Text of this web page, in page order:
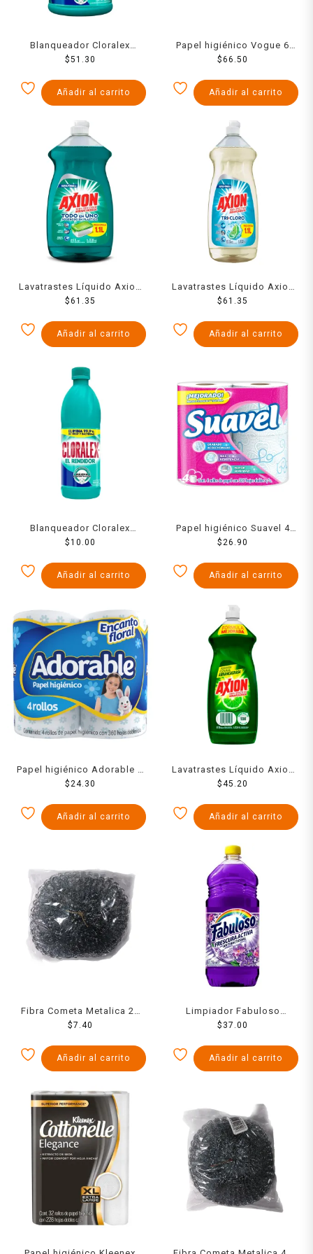
Blanqueador Cloralex
Familiar 3750 Ml
$51.30
Añadir al carrito
Papel higiénico Vogue 6
rollos de 600 hojas dobles
$66.50
Añadir al carrito
Lavatrastes Líquido Axion
Aroma Limón 100% Efectivo
$61.35
Añadir al carrito
Lavatrastes Líquido Axion
Tricloro con Triple Poder
$61.35
Añadir al carrito
Blanqueador Cloralex
Mediano 500 Ml
$10.00
Añadir al carrito
Papel higiénico Suavel 4
rollos de 325 hojas dobles
$26.90
Añadir al carrito
Papel higiénico Adorable 4
rollos de 360 hojas dobles
$24.30
Añadir al carrito
Lavatrastes Líquido Axion
Limón 100% Efectivo
Espuma 750 ml
$45.20
Añadir al carrito
Fibra Cometa Metalica 20
Grs
$7.40
Añadir al carrito
Limpiador Fabuloso
Lavanda 1000 Ml
$ 37.00
Añadir al carrito